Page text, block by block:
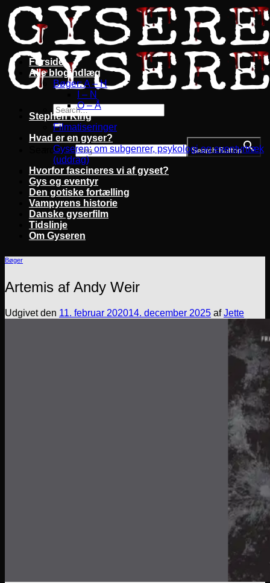
Fortsæt
til
indhold
Search for: Search Button
Forside
Alle blogindlæg
Bøger: A – H
I – N
O – Å
Stephen King
Filmatiseringer
Hvad er en gyser?
Gyseren: om subgenrer, psykologi og eventyrtræk
(uddrag)
Hvorfor fascineres vi af gyset?
Gys og eventyr
Den gotiske fortælling
Vampyrens historie
Danske gyserfilm
Tidslinje
Om Gyseren
Bøger
Artemis af Andy Weir
Udgivet den 11. februar 202014. december 2025 afJette